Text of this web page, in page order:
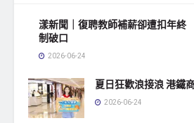
漾新聞｜復聘教師補薪卻遭扣年
制破口
2026-06-24
夏日狂歡浪接浪 港鐵
2026-06-24